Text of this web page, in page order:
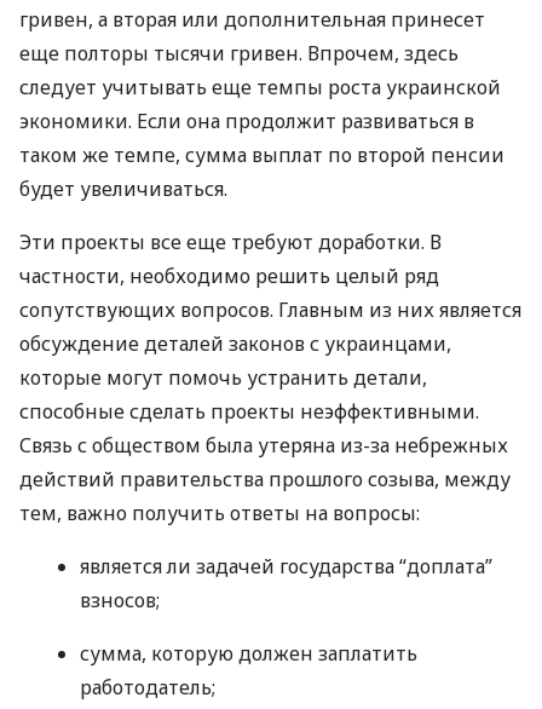
гривен, а вторая или дополнительная принесет
еще полторы тысячи гривен. Впрочем, здесь
следует учитывать еще темпы роста украинской
экономики. Если она продолжит развиваться в
таком же темпе, сумма выплат по второй пенсии
будет увеличиваться.
Эти проекты все еще требуют доработки. В
частности, необходимо решить целый ряд
сопутствующих вопросов. Главным из них является
обсуждение деталей законов с украинцами,
которые могут помочь устранить детали,
способные сделать проекты неэффективными.
Связь с обществом была утеряна из-за небрежных
действий правительства прошлого созыва, между
тем, важно получить ответы на вопросы:
является ли задачей государства “доплата”
взносов;
сумма, которую должен заплатить
работодатель;